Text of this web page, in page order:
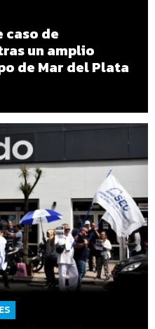
caso de
un amplio
de Mar del Plata